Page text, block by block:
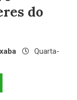
do
Quarta-